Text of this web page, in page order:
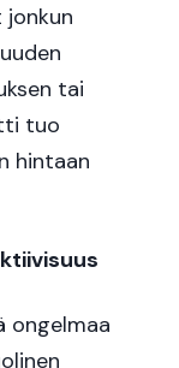
tai
tuo
hintaan
ongelmaa